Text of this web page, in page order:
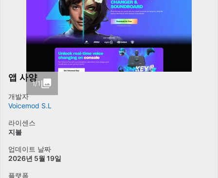
1/1
앱 사양
개발자
Voicemod S.L
라이센스
지불
업데이트 날짜
2026년 5월 19일
플랫폼